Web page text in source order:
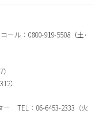
ル：0800-919-5508（土･
）
ー TEL：06-6453-2333（火